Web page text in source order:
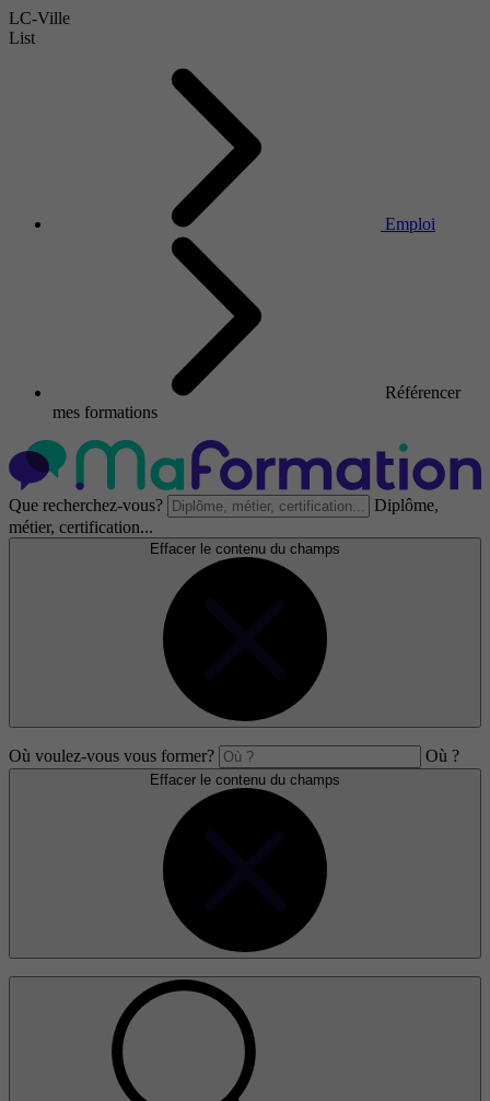
LC-Ville
List
Emploi
Référencer
mes formations
Que recherchez-vous?
Diplôme,
métier, certification...
Effacer le contenu du champs
Où voulez-vous vous former? Où ?
Effacer le contenu du champs